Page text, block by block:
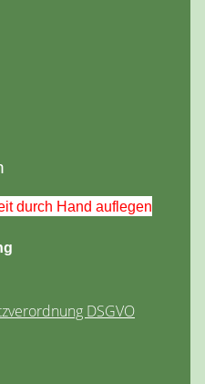
durch Hand auflegen
DSGVO